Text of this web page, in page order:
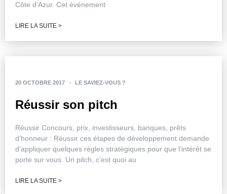
Côte d’Azur. Cet événement
LIRE LA SUITE >
20 OCTOBRE 2017 - LE SAVIEZ-VOUS ?
Réussir son pitch
Réussir Concours, prix, investisseurs, banques, prêts
d’honneur : Réussir ces étapes de développement demande
d’appliquer quelques règles stratégiques pour que l’intérêt se
porte sur vous. Un pitch, c’est quoi au
LIRE LA SUITE >